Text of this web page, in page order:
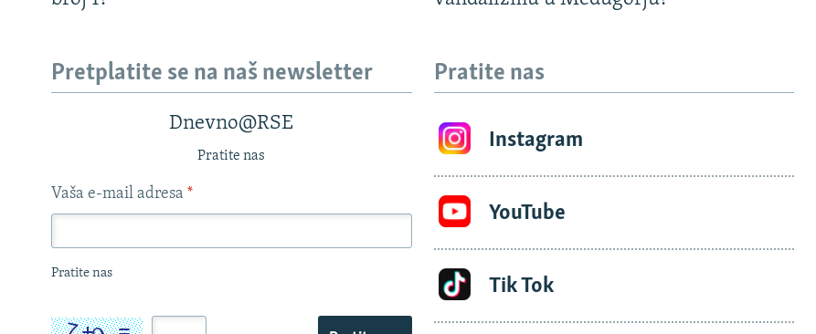
Pretplatite se na naš newsletter
Dnevno@RSE
Pratite nas
Vaša e-mail adresa *
Pratite nas
Pratite nas
Instagram
YouTube
Tik Tok